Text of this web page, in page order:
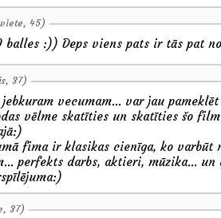
45)
balles :)) Deps viens pats ir tās pat
37)
vecumam... var jau
vēlme skatīties un skatīties šo
fima ir klasikas cienīga, ko varbūt
perfekts darbs, aktieri, mūzika...
37)